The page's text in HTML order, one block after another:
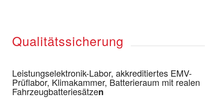
Qualitätssicherung
Leistungselektronik-Labor, akkreditiertes EMV-
Prüflabor, Klimakammer, Batterieraum mit realen
Fahrzeugbatteriesätzen